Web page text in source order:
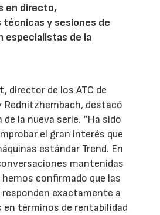
en directo,
y sesiones de
especialistas de la
director de los ATC de
Rednitzhembach, destacó
de la nueva serie. “Ha sido
el gran interés que
estándar Trend. En
mantenidas
confirmado que las
responden exactamente a
en términos de rentabilidad